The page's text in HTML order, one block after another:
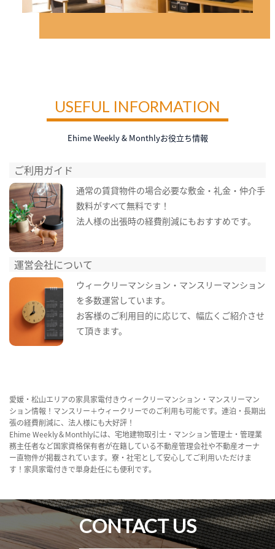
USEFUL INFORMATION
Ehime Weekly & Monthlyお役立ち情報
ご利用ガイド
通常の賃貸物件の場合必要な敷金・礼金・仲介手
数料がすべて無料です！
法人様の出張時の経費削減にもおすすめです。
運営会社について
ウィークリーマンション・マンスリーマンション
を多数運営しています。
お客様のご利用目的に応じて、幅広くご紹介させ
て頂きます。
愛媛・松山エリアの家具家電付きウィークリーマンション・マンスリーマン
ション情報！マンスリー＋ウィークリーでのご利用も可能です。連泊・長期出
張の経費削減に、法人様にも大好評！
Ehime Weekly＆Monthlyには、宅地建物取引士・マンション管理士・管理業
務主任者など国家資格保有者が在籍している不動産管理会社や不動産オーナ
ー直物件が掲載されています。寮・社宅として安心してご利用いただけま
す！家具家電付きで単身赴任にも便利です。
CONTACT US